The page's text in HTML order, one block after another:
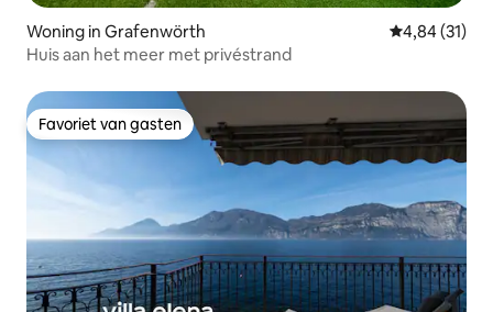
Woning in Grafenwörth Gemiddelde
4,84 (31)
Huis aan het meer met privéstrand
Favoriet van gasten
Favoriet van gasten